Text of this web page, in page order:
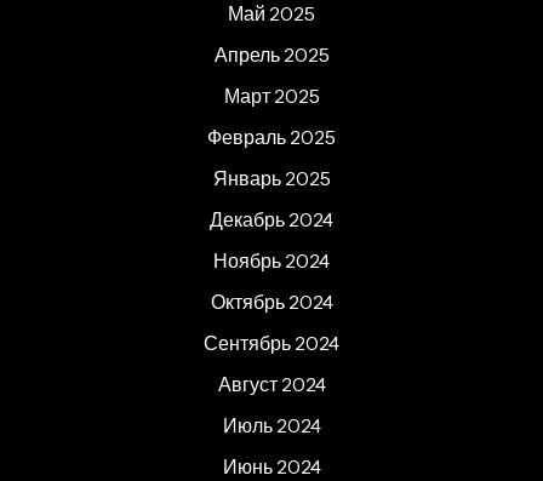
Май 2025
Апрель 2025
Март 2025
Февраль 2025
Январь 2025
Декабрь 2024
Ноябрь 2024
Октябрь 2024
Сентябрь 2024
Август 2024
Июль 2024
Июнь 2024